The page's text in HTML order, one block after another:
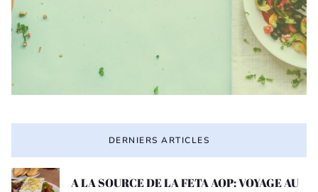
DERNIERS ARTICLES
A LA SOURCE DE LA FETA AOP: VOYAGE AU